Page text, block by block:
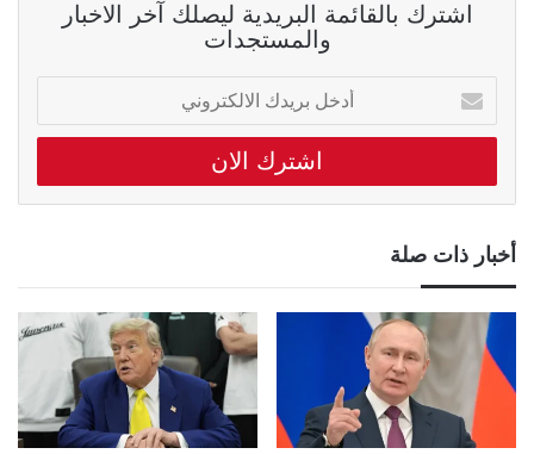
اشترك بالقائمة البريدية ليصلك آخر الاخبار
والمستجدات
أدخل
بريدك
الالكتروني
أخبار ذات صلة